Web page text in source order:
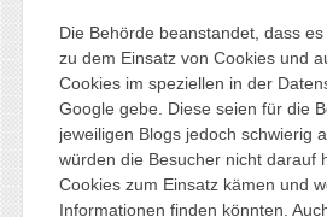
Die Behörde beanstandet, dass
zu dem Einsatz von Cookies und
Cookies im speziellen in der
Google gebe. Diese seien für die
jeweiligen Blogs jedoch schwierig
würden die Besucher nicht darauf
Cookies zum Einsatz kämen und
Informationen finden könnten.